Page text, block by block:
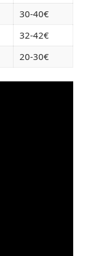
30-40€
32-42€
20-30€